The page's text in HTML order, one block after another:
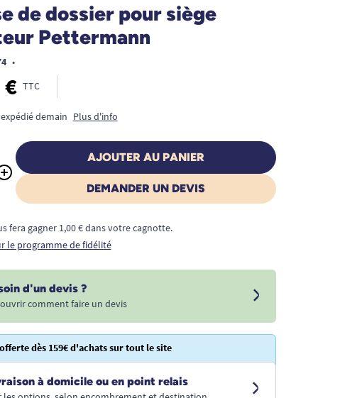
de dossier pour siège
Pettermann
•
TTC
demain Plus d'info
+
AJOUTER AU PANIER
DEMANDER UN DEVIS
fera gagner 1,00 € dans votre cagnotte.
le programme de fidélité
d'un devis ?
comment faire un devis
dès 159€ d'achats sur tout le site
à domicile ou en point relais